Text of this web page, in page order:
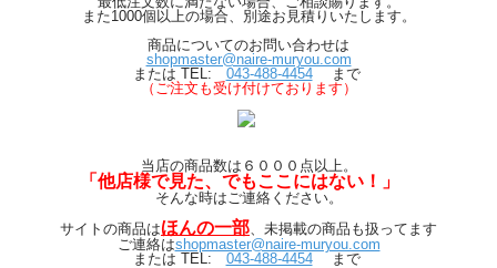
また1000個以上の場合、別途お見積りいたします。
商品についてのお問い合わせは
shopmaster@naire-muryou.com
または TEL: 043-488-4454まで
（ご注文も受け付けております）
当店の商品数は６０００点以上。
「他店様で見た、でもここにはない！」
そんな時はご連絡ください。
サイトの商品はほんの一部、 未掲載の商品も扱ってます
ご連絡はshopmaster@naire-muryou.com
または TEL: 043-488-4454まで